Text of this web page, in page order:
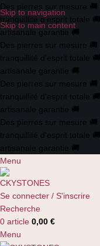
Skip to navigation
Skip to main content
Des pierres sur mesure 🚚
tranquillité d'esprit totale 🚚
artisanale garantie 🚚
Des pierres sur mesure 🚚
tranquillité d'esprit totale 🚚
artisanale garantie 🚚
Des pierres sur mesure 🚚
tranquillité d'esprit totale 🚚
artisanale garantie 🚚
Des pierres sur mesure 🚚
tranquillité d'esprit totale 🚚
artisanale garantie 🚚
Menu
Se connecter / S'inscrire
Recherche
0 article 0,00 €
Menu